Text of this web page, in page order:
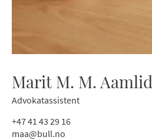
Marit M. M. Aamlid
Advokatassistent
+47 41 43 29 16
maa@bull.no